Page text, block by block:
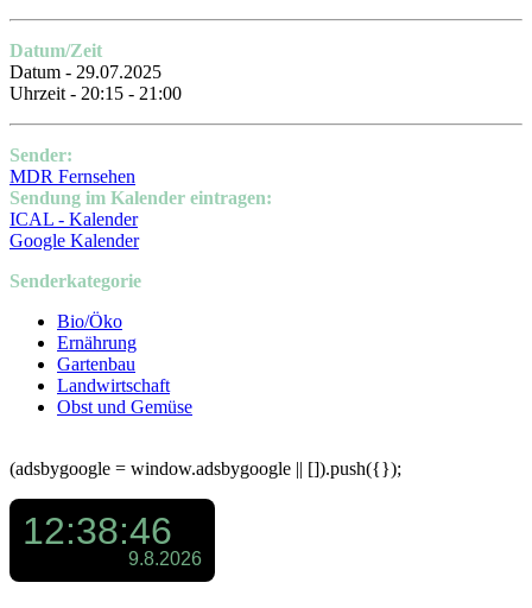
Datum/Zeit
Datum - 29.07.2025
Uhrzeit - 20:15 - 21:00
Sender:
MDR Fernsehen
Sendung im Kalender eintragen:
ICAL - Kalender
Google Kalender
Senderkategorie
Bio/Öko
Ernährung
Gartenbau
Landwirtschaft
Obst und Gemüse
(adsbygoogle = window.adsbygoogle || []).push({});